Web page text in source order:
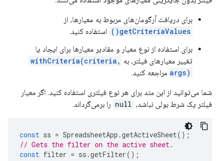
برای دریافت آرگومان‌های مربوط به معیارها، از
getCriteriaValues()
استفاده کنید.
برای استفاده از نوع معیار و مقادیر معیارها برای ایجاد یا
تغییر معیارهای فیلتر، به withCriteria(criteria,
args) مراجعه کنید.
شما می‌توانید از این متد برای هر نوع فیلتری استفاده کنید. اگر معیار
فیلتر یک شرط بولی نباشد، null را برمی‌گرداند.
const ss = SpreadsheetApp .getActiveSheet();
// Gets the filter on the active sheet.
const filter = ss .getFilter();